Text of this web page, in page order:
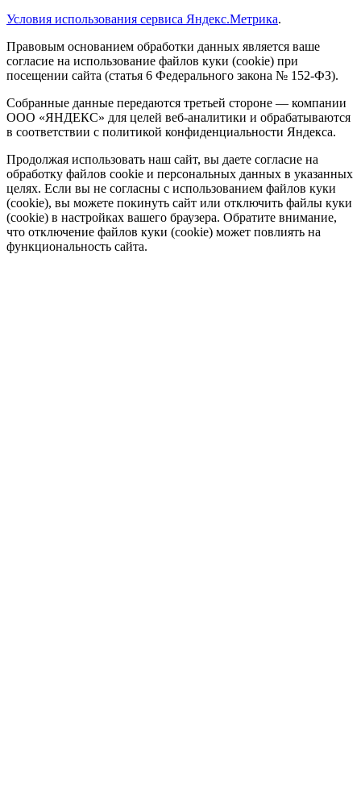
Условия использования сервиса Яндекс.Метрика.
Правовым основанием обработки данных является ваше
согласие на использование файлов куки (cookie) при
посещении сайта (статья 6 Федерального закона № 152-ФЗ).
Собранные данные передаются третьей стороне — компании
ООО «ЯНДЕКС» для целей веб-аналитики и обрабатываются
в соответствии с политикой конфиденциальности Яндекса.
Продолжая использовать наш сайт, вы даете согласие на
обработку файлов cookie и персональных данных в указанных
целях. Если вы не согласны с использованием файлов куки
(cookie), вы можете покинуть сайт или отключить файлы куки
(cookie) в настройках вашего браузера. Обратите внимание,
что отключение файлов куки (cookie) может повлиять на
функциональность сайта.